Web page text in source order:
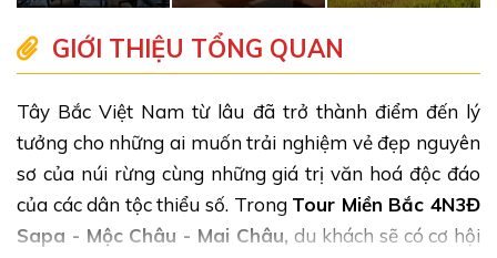
GIỚI THIỆU TỔNG QUAN
Tây Bắc Việt Nam từ lâu đã trở thành điểm đến lý
tưởng cho những ai muốn trải nghiệm vẻ đẹp nguyên
sơ của núi rừng cùng những giá trị văn hoá độc đáo
của các dân tộc thiểu số. Trong Tour Miền Bắc 4N3Đ
Sapa - Mộc Châu - Mai Châu,du khách sẽ có cơ hội